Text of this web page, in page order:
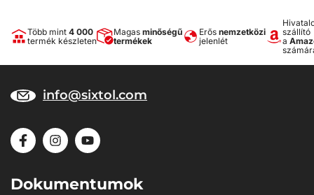
Több mint 4 000
termék készleten
Magas minőségű
termékek
Erős nemzetközi
jelenlét
szállító
a
info@sixtol.com
Dokumentumok